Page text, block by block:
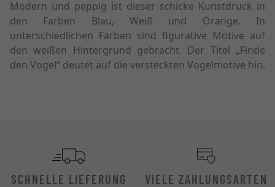
Modern und peppig ist dieser schicke Kunstdruck in
den Farben Blau, Weiß und Orange. In
unterschiedlichen Farben sind figurative Motive auf
den weißen Hintergrund gebracht. Der Titel „Finde
den Vogel“ deutet auf die versteckten Vogelmotive hin.
SCHNELLE LIEFERUNG VIELE ZAHLUNGSARTEN